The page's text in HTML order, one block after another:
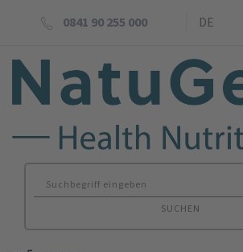
0841 90 255 000 DE
SUCHEN